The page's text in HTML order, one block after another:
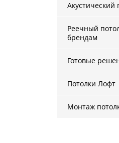
Акустический
Реечный
брендам
Готовые
Потолки Лофт
Монтаж